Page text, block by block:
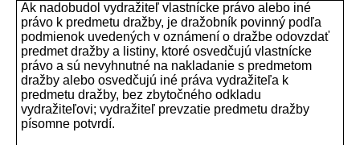
Ak nadobudol vydražiteľ vlastnícke právo alebo iné
právo k predmetu dražby, je dražobník povinný podľa
podmienok uvedených v oznámení o dražbe odovzdať
predmet dražby a listiny, ktoré osvedčujú vlastnícke
právo a sú nevyhnutné na nakladanie s predmetom
dražby alebo osvedčujú iné práva vydražiteľa k
predmetu dražby, bez zbytočného odkladu
vydražiteľovi; vydražiteľ prevzatie predmetu dražby
písomne potvrdí.